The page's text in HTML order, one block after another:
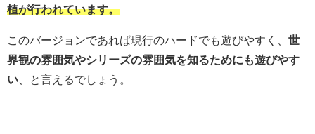
植が行われています。
このバージョンであれば現行のハードでも遊びやすく、 世
界観の雰囲気やシリーズの雰囲気を知るためにも遊びやす
い 、と言えるでしょう。